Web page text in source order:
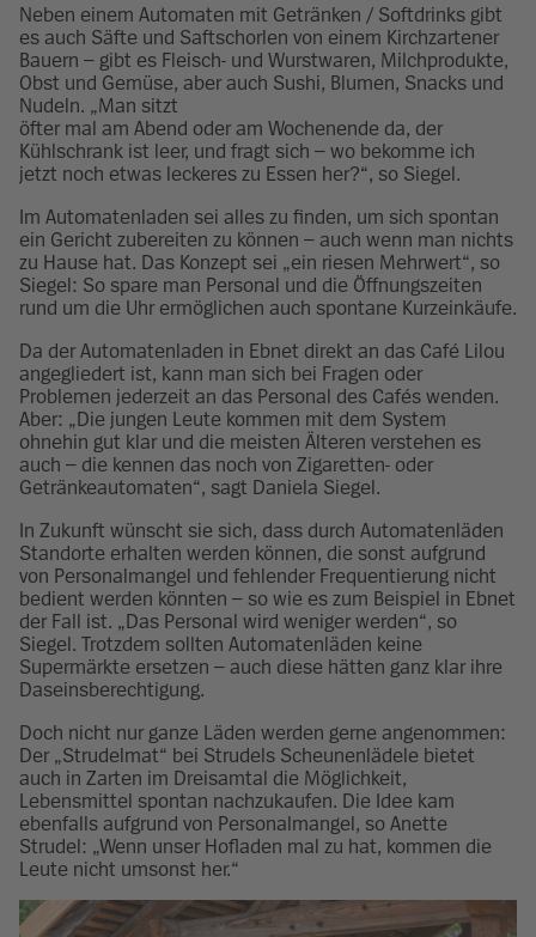
Neben einem Automaten mit Getränken / Softdrinks gibt
es auch Säfte und Saftschorlen von einem Kirchzartener
Bauern – gibt es Fleisch- und Wurstwaren, Milchprodukte,
Obst und Gemüse, aber auch Sushi, Blumen, Snacks und
Nudeln. „Man sitzt
öfter mal am Abend oder am Wochenende da, der
Kühlschrank ist leer, und fragt sich – wo bekomme ich
jetzt noch etwas leckeres zu Essen her?“, so Siegel.
Im Automatenladen sei alles zu finden, um sich spontan
ein Gericht zubereiten zu können – auch wenn man nichts
zu Hause hat. Das Konzept sei „ein riesen Mehrwert“, so
Siegel: So spare man Personal und die Öffnungszeiten
rund um die Uhr ermöglichen auch spontane Kurzeinkäufe.
Da der Automatenladen in Ebnet direkt an das Café Lilou
angegliedert ist, kann man sich bei Fragen oder
Problemen jederzeit an das Personal des Cafés wenden.
Aber: „Die jungen Leute kommen mit dem System
ohnehin gut klar und die meisten Älteren verstehen es
auch – die kennen das noch von Zigaretten- oder
Getränkeautomaten“, sagt Daniela Siegel.
In Zukunft wünscht sie sich, dass durch Automatenläden
Standorte erhalten werden können, die sonst aufgrund
von Personalmangel und fehlender Frequentierung nicht
bedient werden könnten – so wie es zum Beispiel in Ebnet
der Fall ist. „Das Personal wird weniger werden“, so
Siegel. Trotzdem sollten Automatenläden keine
Supermärkte ersetzen – auch diese hätten ganz klar ihre
Daseinsberechtigung.
Doch nicht nur ganze Läden werden gerne angenommen:
Der „Strudelmat“ bei Strudels Scheunenlädele bietet
auch in Zarten im Dreisamtal die Möglichkeit,
Lebensmittel spontan nachzukaufen. Die Idee kam
ebenfalls aufgrund von Personalmangel, so Anette
Strudel: „Wenn unser Hofladen mal zu hat, kommen die
Leute nicht umsonst her.“